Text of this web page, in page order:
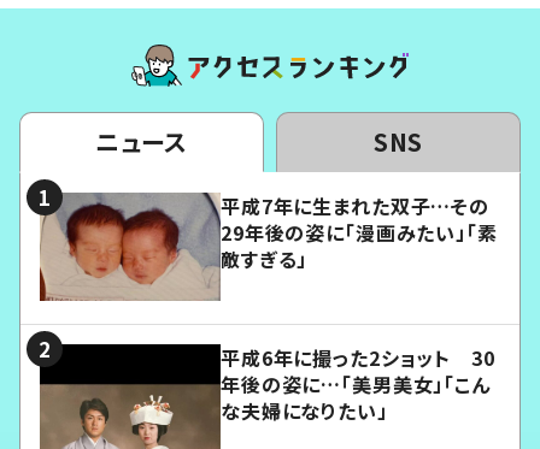
ニュース SNS
平成7年に生まれた双子…その
29年後の姿に「漫画みたい」「素
敵すぎる」
平成6年に撮った2ショット 30
年後の姿に…「美男美女」「こん
な夫婦になりたい」